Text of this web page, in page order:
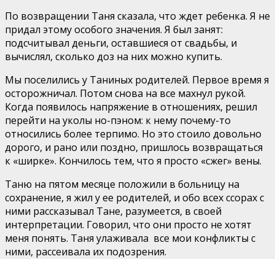
По возвращении Таня сказала, что ждет ребенка. Я не
придал этому особого значения. Я был занят:
подсчитывал деньги, оставшиеся от свадьбы, и
вычислял, сколько доз на них можно купить.
Мы поселились у Таниных родителей. Первое время я
осторожничал. Потом снова на все махнул рукой.
Когда появилось напряжение в отношениях, решил
перейти на уколы но-пэном: к нему почему-то
относились более терпимо. Но это стоило довольно
дорого, и рано или поздно, пришлось возвращаться
к «ширке». Кончилось тем, что я просто «сжег» вены.
Таню на пятом месяце положили в больницу на
сохранение, я жил у ее родителей, и обо всех ссорах с
ними рассказывал Тане, разумеется, в своей
интерпретации. Говорил, что они просто не хотят
меня понять. Таня улаживала все мои конфликты с
ними, рассеивала их подозрения.